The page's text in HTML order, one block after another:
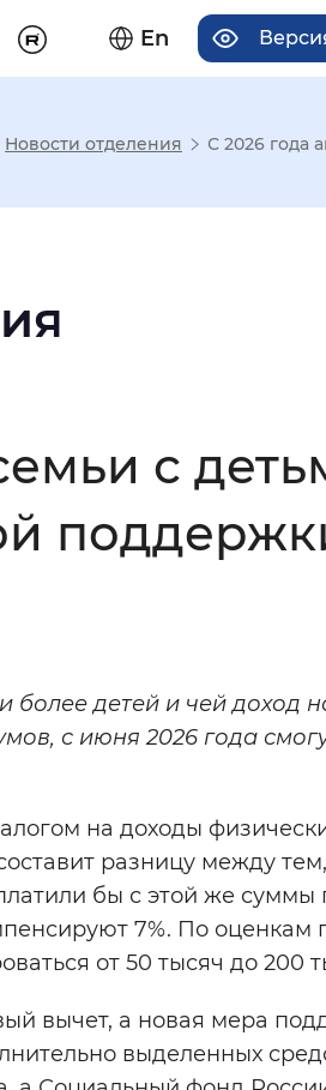
En
Увеличенный
Новости отделения С 2026 года
с
детей и чей доход
с июня 2026 года
на доходы
разницу между
бы с этой же суммы
7%. По оценкам
от 50 тысяч до 200
вычет, а новая мера
выделенных